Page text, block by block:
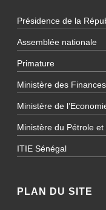
Présidence de la
Assemblée nationale
Primature
Ministère des
Ministère de
Ministère du Pétrole
ITIE Sénégal
PLAN DU SITE